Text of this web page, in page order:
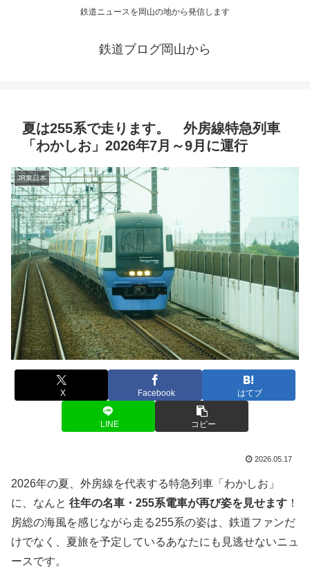
鉄道ニュースを岡山の地から発信します
鉄道ブログ岡山から
夏は255系で走ります。 外房線特急列車
「わかしお」2026年7月～9月に運行
JR東日本
X Facebook はてブ
LINE コピー
2026.05.17
2026年の夏、外房線を代表する特急列車「わかしお」
に、なんと 往年の名車・255系電車が再び姿を見せます ！
房総の海風を感じながら走る255系の姿は、鉄道ファンだ
けでなく、夏旅を予定しているあなたにも見逃せないニュ
ースです。